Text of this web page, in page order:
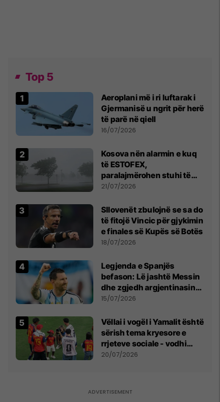
Top 5
Aeroplani më i ri luftarak i
Gjermanisë u ngrit për herë
të parë në qiell
16/07/2026
Kosova nën alarmin e kuq
të ESTOFEX,
paralajmërohen stuhi të
fuqishme me breshër dhe
21/07/2026
Sllovenët zbulojnë se sa do
të fitojë Vincic për gjykimin
e finales së Kupës së Botës
18/07/2026
Legjenda e Spanjës
befason: Lë jashtë Messin
dhe zgjedh argjentinasin
më të mirë në botë
15/07/2026
Vëllai i vogël i Yamalit është
sërish tema kryesore e
rrjeteve sociale - vodhi
vëmendjen pas finales së
20/07/2026